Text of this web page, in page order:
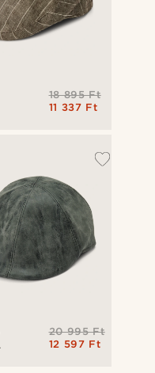
18 895 Ft
11 337 Ft
20 995 Ft
12 597 Ft